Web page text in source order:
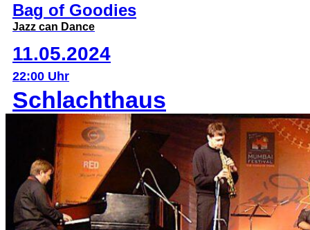
Bag of Goodies
Jazz can Dance
11.05.2024
22:00 Uhr
Schlachthaus